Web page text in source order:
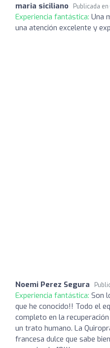
maria siciliano Publicada en
Experiencia fantástica: Una
una atención excelente y
Noemi Perez Segura
Experiencia fantástica: Son
que he conocido!! Todo el
completo en la
un trato humano. La
francesa dulce que sabe